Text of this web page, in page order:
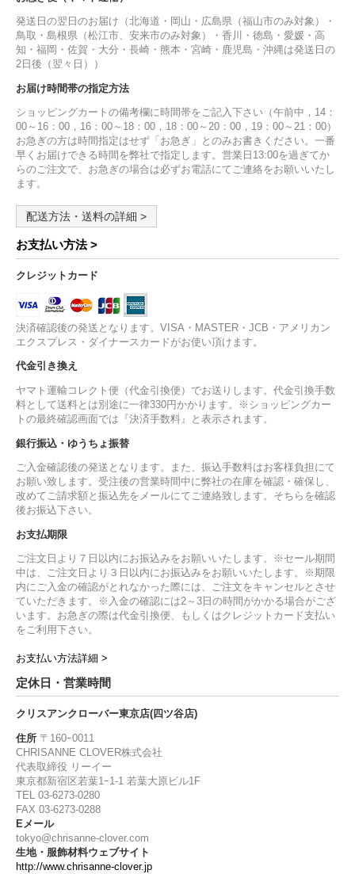
発送日の翌日のお届け（北海道・岡山・広島県（福山市のみ対象）・
鳥取・島根県（松江市、安来市のみ対象）・香川・徳島・愛媛・高
知・福岡・佐賀・大分・長崎・熊本・宮崎・鹿児島・沖縄は発送日の
2日後（翌々日））
お届け時間帯の指定方法
ショッピングカートの備考欄に時間帯をご記入下さい（午前中，14：
00～16：00，16：00～18：00，18：00～20：00，19：00～21：00）
お急ぎの方は時間指定はせず「お急ぎ」とのみお書きください。一番
早くお届けできる時間を弊社で指定します。営業日13:00を過ぎてか
らのご注文で、お急ぎの場合は必ずお電話にてご連絡をお願いいたし
ます。
配送方法・送料の詳細 >
お支払い方法 >
クレジットカード
決済確認後の発送となります。VISA・MASTER・JCB・アメリカン
エクスプレス・ダイナースカードがお使い頂けます。
代金引き換え
ヤマト運輸コレクト便（代金引換便）でお送りします。代金引換手数
料として送料とは別途に一律330円かかります。※ショッピングカー
トの最終確認画面では『決済手数料』と表示されます。
銀行振込・ゆうちょ振替
ご入金確認後の発送となります。また、振込手数料はお客様負担にて
お願い致します。受注後の営業時間中に弊社の在庫を確認・確保し、
改めてご請求額と振込先をメールにてご連絡致します。そちらを確認
後お振込下さい。
お支払期限
ご注文日より７日以内にお振込みをお願いいたします。※セール期間
中は、ご注文日より３日以内にお振込みをお願いいたします。※期限
内にご入金の確認がとれなかった際には、ご注文をキャンセルとさせ
ていただきます。※入金の確認には2～3日の時間がかかる場合がござ
います。お急ぎの際は代金引換便、もしくはクレジットカード支払い
をご利用下さい。
お支払い方法詳細 >
定休日・営業時間
クリスアンクローバー東京店(四ツ谷店)
住所 〒160ｰ0011
CHRISANNE CLOVER株式会社
代表取締役 リーイー
東京都新宿区若葉1ｰ1-1 若葉大原ビル1F
TEL 03-6273-0280
FAX 03-6273-0288
Eメール
tokyo@chrisanne-clover.com
生地・服飾材料ウェブサイト
http://www.chrisanne-clover.jp